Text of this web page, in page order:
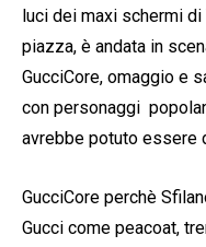
luci dei maxi schermi
piazza, è andata in
GucciCore, omaggio e
con personaggi
avrebbe potuto essere
GucciCore perchè
Gucci come peacoat,